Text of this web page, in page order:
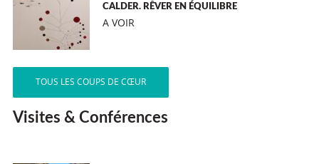
CALDER. RÊVER EN ÉQUILIBRE
A VOIR
TOUS LES COUPS DE CŒUR
Visites & Conférences